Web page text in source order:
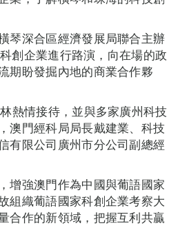
琴深合區經濟發展局聯合主辦
創企業進行路演，向在場的政
期盼發掘內地的商業合作夥
熱情接待，並與多家廣州科技
澳門經科局局長戴建業、科技
有限公司廣州市分公司副總經
增強澳門作為中國與葡語國家
組織葡語國家科創企業考察大
合作的新領域，把握互利共贏